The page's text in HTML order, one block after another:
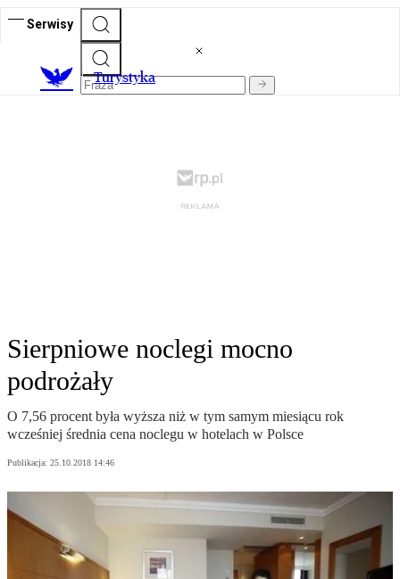
Serwisy
Turystyka
Sierpniowe noclegi mocno
podrożały
O 7,56 procent była wyższa niż w tym samym miesiącu rok
wcześniej średnia cena noclegu w hotelach w Polsce
Publikacja: 25.10.2018 14:46